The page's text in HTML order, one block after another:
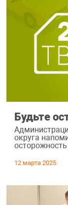
Будьте
округа
12 марта 2025